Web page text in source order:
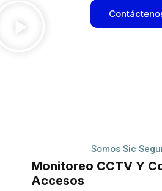
Somos Sic
Monitoreo CCTV Y
Accesos